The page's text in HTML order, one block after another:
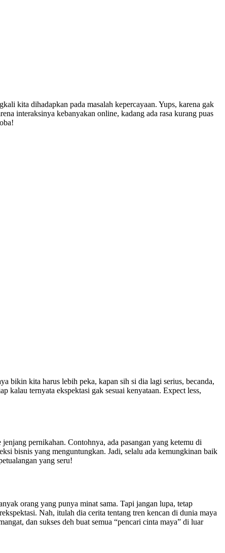
kita dihadapkan pada masalah kepercayaan. Yups, karena gak
interaksinya kebanyakan online, kadang ada rasa kurang puas
bikin kita harus lebih peka, kapan sih si dia lagi serius, becanda,
kalau ternyata ekspektasi gak sesuai kenyataan. Expect less,
pernikahan. Contohnya, ada pasangan yang ketemu di
bisnis yang menguntungkan. Jadi, selalu ada kemungkinan baik
yang seru!
orang yang punya minat sama. Tapi jangan lupa, tetap
Nah, itulah dia cerita tentang tren kencan di dunia maya
dan sukses deh buat semua “pencari cinta maya” di luar